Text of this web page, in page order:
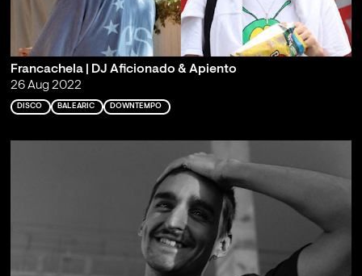
Francachela | DJ Aficionado & Apiento
26 Aug 2022
DISCO BALEARIC DOWNTEMPO